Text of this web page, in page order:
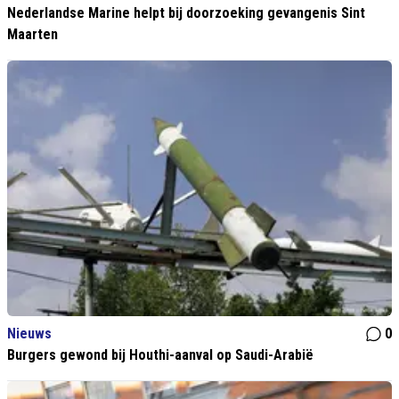
Nederlandse Marine helpt bij doorzoeking gevangenis Sint
Maarten
Nieuws
0
Burgers gewond bij Houthi-aanval op Saudi-Arabië